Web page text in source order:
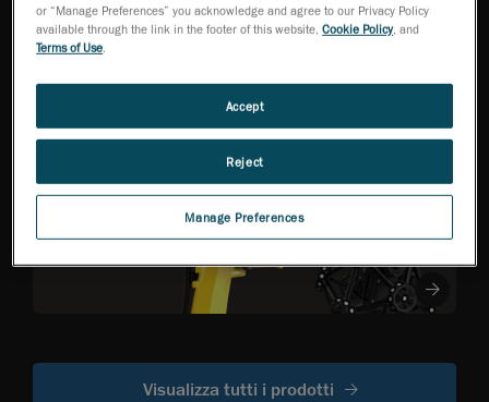
EVO TM NEW
Scanner 3D per
metrologia ottimizzato
per la migliore
R-Series
Scanner ottici
su robot
Visualizza tutti i prodotti
or “Manage Preferences” you acknowledge and agree to our Privacy Policy
available through the link in the footer of this website,Cookie Policy, and
Terms of Use.
Manage Preferences
Reject
Accept